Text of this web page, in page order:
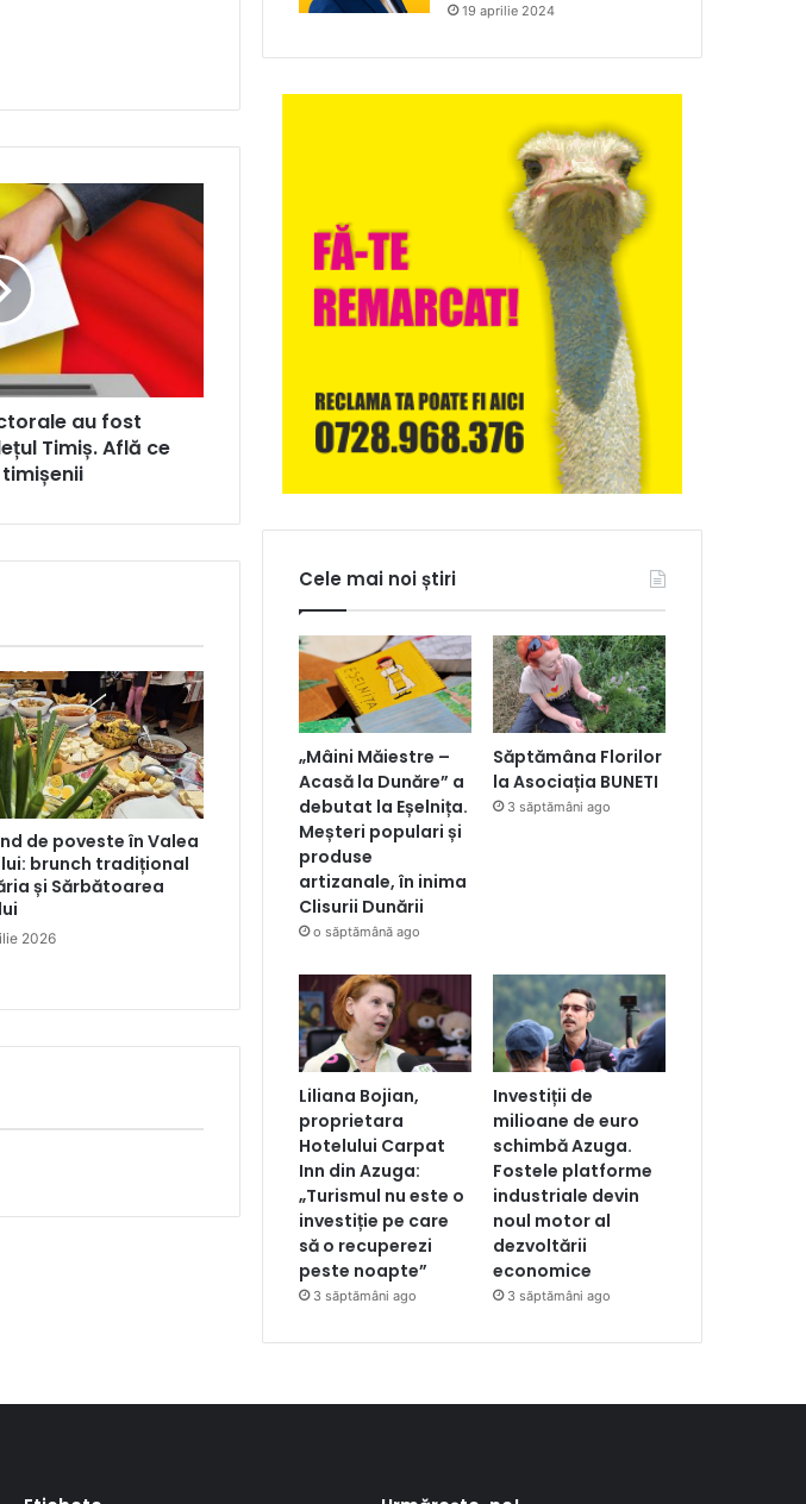
au fost
Timiș. Află ce
de poveste în Valea
brunch tradițional
și Sărbătoarea
2026
19 aprilie 2024
Cele mai noi știri
„Mâini Măiestre –
Acasă la Dunăre” a
debutat la Eșelnița.
Meșteri populari și
produse
artizanale, în inima
Clisurii Dunării
o săptămână ago
Săptămâna Florilor
la Asociația BUNETI
3 săptămâni ago
Liliana Bojian,
proprietara
Hotelului Carpat
Inn din Azuga:
„Turismul nu este o
investiție pe care
să o recuperezi
peste noapte”
3 săptămâni ago
Investiții de
milioane de euro
schimbă Azuga.
Fostele platforme
industriale devin
noul motor al
dezvoltării
economice
3 săptămâni ago